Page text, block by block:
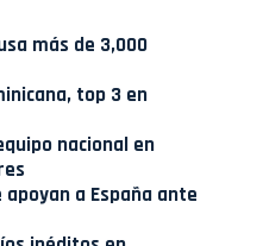
más de 3,000
top 3 en
nacional en
a España ante